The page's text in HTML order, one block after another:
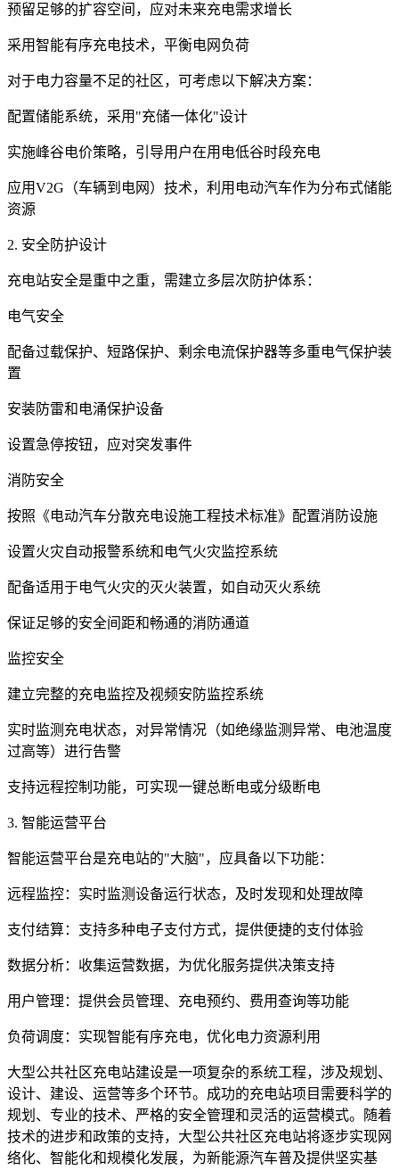
预留足够的扩容空间，应对未来充电需求增长
采用智能有序充电技术，平衡电网负荷
对于电力容量不足的社区，可考虑以下解决方案：
配置储能系统，采用"充储一体化"设计
实施峰谷电价策略，引导用户在用电低谷时段充电
应用V2G（车辆到电网）技术，利用电动汽车作为分布式储能
资源
2. 安全防护设计
充电站安全是重中之重，需建立多层次防护体系：
电气安全
配备过载保护、短路保护、剩余电流保护器等多重电气保护装
置
安装防雷和电涌保护设备
设置急停按钮，应对突发事件
消防安全
按照《电动汽车分散充电设施工程技术标准》配置消防设施
设置火灾自动报警系统和电气火灾监控系统
配备适用于电气火灾的灭火装置，如自动灭火系统
保证足够的安全间距和畅通的消防通道
监控安全
建立完整的充电监控及视频安防监控系统
实时监测充电状态，对异常情况（如绝缘监测异常、电池温度
过高等）进行告警
支持远程控制功能，可实现一键总断电或分级断电
3. 智能运营平台
智能运营平台是充电站的"大脑"，应具备以下功能：
远程监控：实时监测设备运行状态，及时发现和处理故障
支付结算：支持多种电子支付方式，提供便捷的支付体验
数据分析：收集运营数据，为优化服务提供决策支持
用户管理：提供会员管理、充电预约、费用查询等功能
负荷调度：实现智能有序充电，优化电力资源利用
大型公共社区充电站建设是一项复杂的系统工程，涉及规划、
设计、建设、运营等多个环节。成功的充电站项目需要科学的
规划、专业的技术、严格的安全管理和灵活的运营模式。随着
技术的进步和政策的支持，大型公共社区充电站将逐步实现网
络化、智能化和规模化发展，为新能源汽车普及提供坚实基